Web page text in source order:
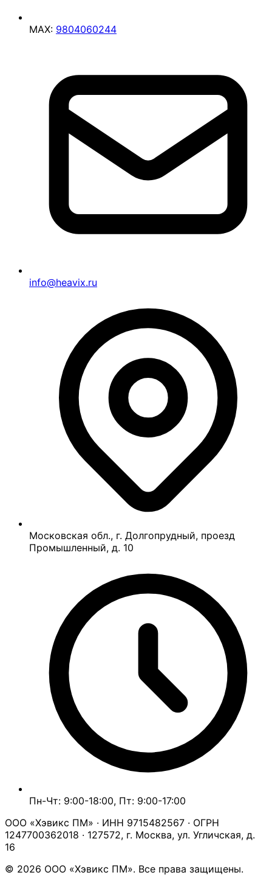
MAX: 9804060244
info@heavix.ru
Московская обл., г. Долгопрудный, проезд
Промышленный, д. 10
Пн-Чт: 9:00-18:00, Пт: 9:00-17:00
ООО «Хэвикс ПМ» · ИНН 9715482567 · ОГРН
1247700362018 · 127572, г. Москва, ул. Угличская, д.
16
© 2026 ООО «Хэвикс ПМ». Все права защищены.